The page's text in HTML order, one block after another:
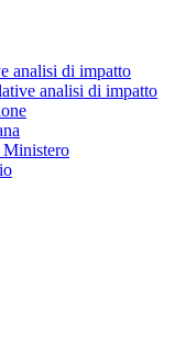
analisi di impatto
analisi di impatto
Ministero